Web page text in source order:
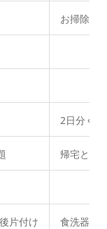
お掃除ロ
2日分く
帰宅と同
片付け 食洗器で